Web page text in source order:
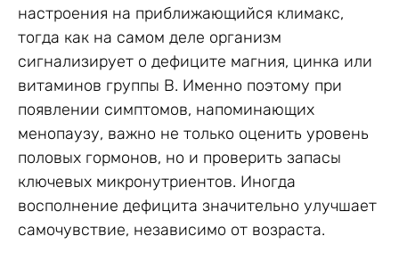
настроения на приближающийся климакс,
тогда как на самом деле организм
сигнализирует о дефиците магния, цинка или
витаминов группы B. Именно поэтому при
появлении симптомов, напоминающих
менопаузу, важно не только оценить уровень
половых гормонов, но и проверить запасы
ключевых микронутриентов. Иногда
восполнение дефицита значительно улучшает
самочувствие, независимо от возраста.